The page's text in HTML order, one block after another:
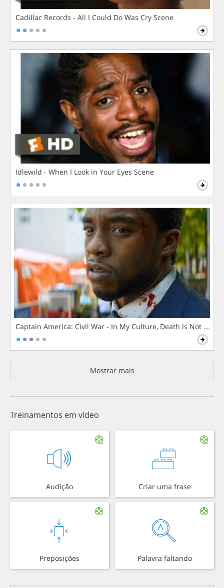
Cadillac Records - All I Could Do Was Cry Scene
Idlewild - When I Look in Your Eyes Scene
Captain America: Civil War - In My Culture, Death Is Not The
Mostrar mais
Treinamentos em vídeo
Audição Criar uma frase
Preposições Palavra faltando